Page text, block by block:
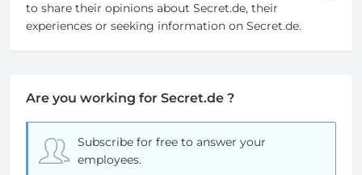
to share their opinions about Secret.de, their
experiences or seeking information on Secret.de.
Are you working for Secret.de ?
Subscribe for freeto answer your
employees.